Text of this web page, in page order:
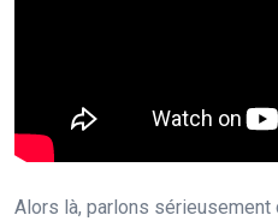
Alors là, parlons sérieusement